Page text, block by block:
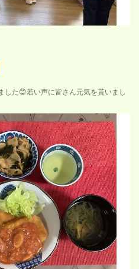
た😊若い声に皆さん元気を貰いまし